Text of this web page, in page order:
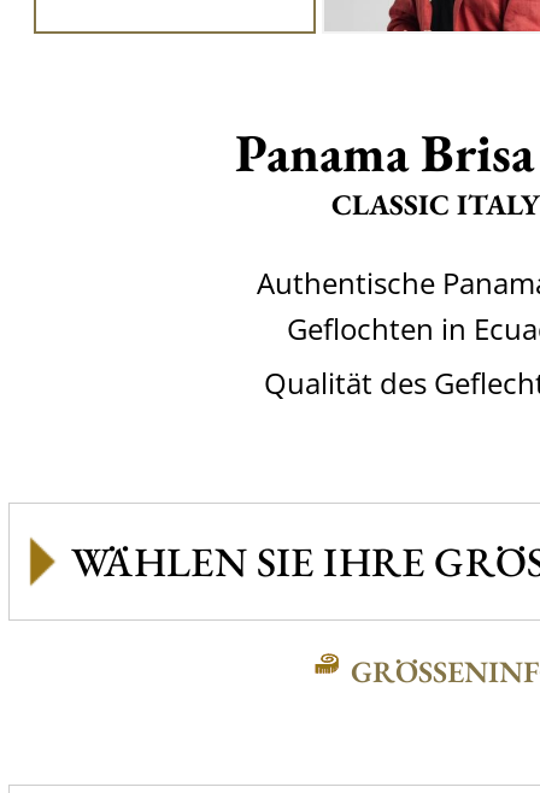
Panama
CLASSIC ITALY
Authentische
Geflochten in
Qualität des
GRÖSSENINFO